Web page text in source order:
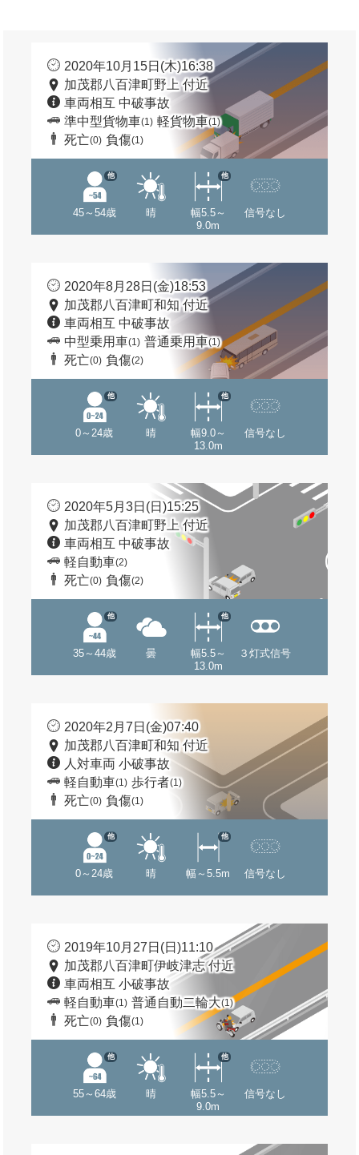
2020年10月15日(木)16:38
加茂郡八百津町野上 付近
車両相互 中破事故
準中型貨物車(1) 軽貨物車(1)
死亡(0) 負傷(1)
45～54歳
他
晴
幅5.5～
9.0m
他
信号なし
2020年8月28日(金)18:53
加茂郡八百津町和知 付近
車両相互 中破事故
中型乗用車(1) 普通乗用車(1)
死亡(0) 負傷(2)
0～24歳
他
晴
幅9.0～
13.0m
他
信号なし
2020年5月3日(日)15:25
加茂郡八百津町野上 付近
車両相互 中破事故
軽自動車(2)
死亡(0) 負傷(2)
35～44歳
他
曇
幅5.5～
13.0m
他
３灯式信号
2020年2月7日(金)07:40
加茂郡八百津町和知 付近
人対車両 小破事故
軽自動車(1) 歩行者(1)
死亡(0) 負傷(1)
0～24歳
他
晴 幅～5.5m
他
信号なし
2019年10月27日(日)11:10
加茂郡八百津町伊岐津志 付近
車両相互 小破事故
軽自動車(1) 普通自動二輪大(1)
死亡(0) 負傷(1)
55～64歳
他
晴
幅5.5～
9.0m
他
信号なし